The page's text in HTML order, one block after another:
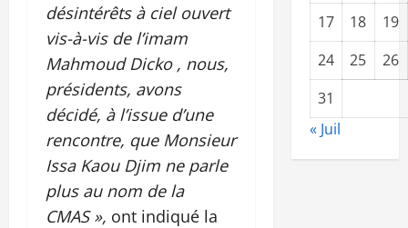
désintérêts à ciel ouvert
vis-à-vis de l’imam
Mahmoud Dicko , nous,
présidents, avons
décidé, à l’issue d’une
rencontre, que Monsieur
Issa Kaou Djim ne parle
plus au nom de la
CMAS », ont indiqué la
17
18
19
24
25
26
31
« Juil